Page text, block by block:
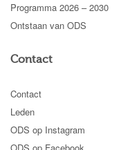
Programma 2026 – 2030
Ontstaan van ODS
Contact
Contact
Leden
ODS op Instagram